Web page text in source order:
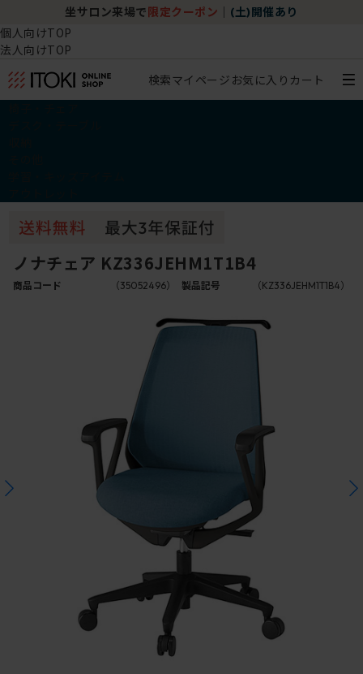
坐サロン来場で 限定クーポン (土)開催あり
個人向けTOP
法人向けTOP
検索マイページ お気に入り カート
ノナチェア KZ336JEHM1T1B4
商品コード （35052496） 製品記号 （KZ336JEHM1T1B4）